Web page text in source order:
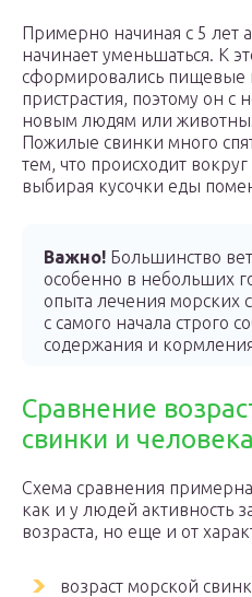
Примерно начиная с 5 лет
начинает уменьшаться. К
сформировались пищевые
пристрастия, поэтому он с
новым людям или
Пожилые свинки много
тем, что происходит
выбирая кусочки еды
Важно! Большинство
особенно в небольших
опыта лечения морских
с самого начала строго
содержания и
Сравнение
свинки и человека
Схема сравнения
как и у людей активность
возраста, но еще и от
возраст морской